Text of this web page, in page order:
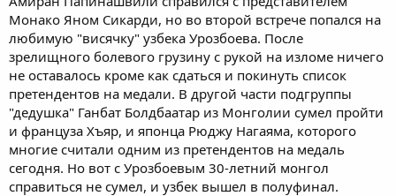
Монако Яном Сикарди, но во второй встрече попался на
любимую "висячку" узбека Урозбоева. После
зрелищного болевого грузину с рукой на изломе ничего
не оставалось кроме как сдаться и покинуть список
претендентов на медали. В другой части подгруппы
"дедушка" Ганбат Болдбаатар из Монголии сумел пройти
и француза Хъяр, и японца Рюджу Нагаяма, которого
многие считали одним из претендентов на медаль
сегодня. Но вот с Урозбоевым 30-летний монгол
справиться не сумел, и узбек вышел в полуфинал.